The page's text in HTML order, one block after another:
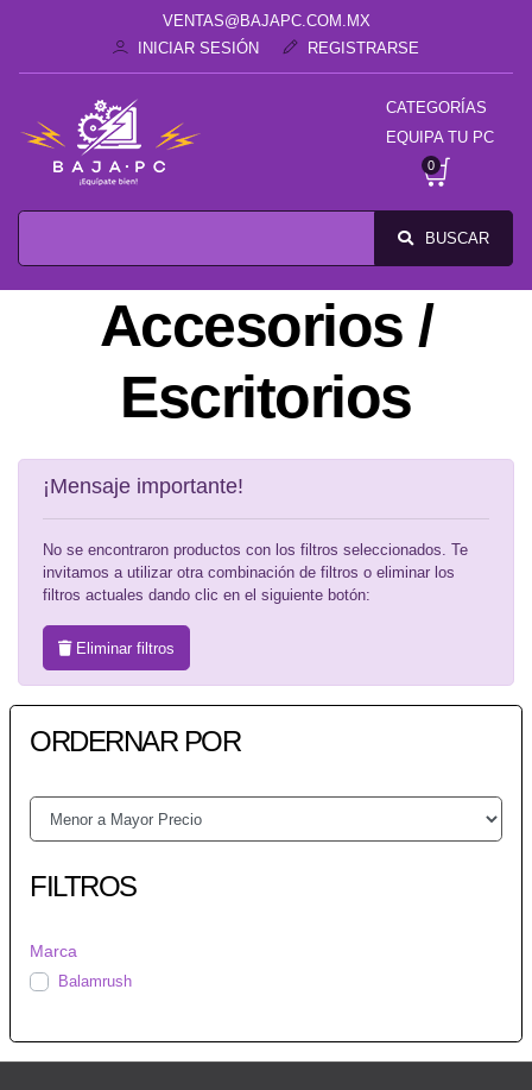
VENTAS@BAJAPC.COM.MX
INICIAR SESIÓN
REGISTRARSE
CATEGORÍAS
EQUIPA TU PC
0
BUSCAR
Accesorios /
Escritorios
¡Mensaje importante!
No se encontraron productos con los filtros seleccionados. Te
invitamos a utilizar otra combinación de filtros o eliminar los
filtros actuales dando clic en el siguiente botón:
Eliminar filtros
ORDERNAR POR
FILTROS
Marca
Balamrush